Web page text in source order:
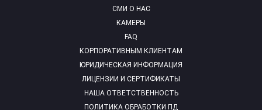
СМИ О НАС
КАМЕРЫ
FAQ
КОРПОРАТИВНЫМ КЛИЕНТАМ
ЮРИДИЧЕСКАЯ ИНФОРМАЦИЯ
ЛИЦЕНЗИИ И СЕРТИФИКАТЫ
НАША ОТВЕТСТВЕННОСТЬ
ПОЛИТИКА ОБРАБОТКИ ПД